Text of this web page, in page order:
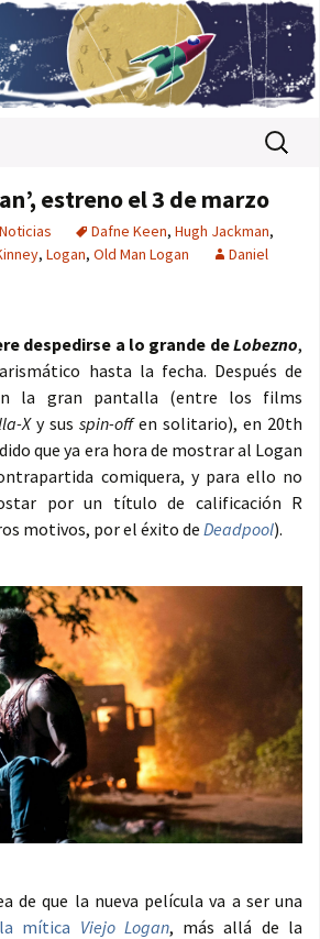
Buscar:
estreno el 3 de marzo
Noticias Dafne Keen, Hugh Jackman,
, Logan, Old Man Logan
Daniel
despedirse a lo grande deLobezno,
hasta la fecha. Después de
la gran pantalla (entre los films
Xy sus spin-offen solitario), en 20th
que ya era hora de mostrar al Logan
comiquera, y para ello no
por un título de calificación R
motivos, por el éxito de Deadpool).
de que la nueva película va a ser una
la mítica Viejo Logan, más allá de la